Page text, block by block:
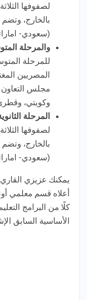
لصفوفها
بالخارج،
(سعودي-
والمرحلة
للمرحلة
المصريين
مجلس
وكويتي،
المرحلة
لصفوفها
بالخارج،
(سعودي-
يمكنك عزيزي
أعلاه قسم معلمي
كلًا من البرامج
الأساسية السابق